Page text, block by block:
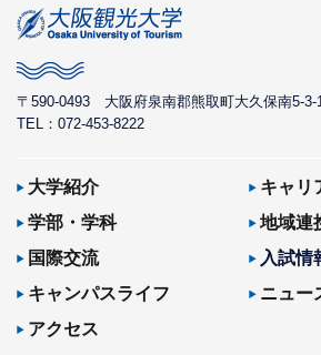
〒590-0493 大阪府泉南郡熊取町大久保南5-3-
TEL：072-453-8222
大学紹介
キャリ
学部・学科
地域連
国際交流
入試情
キャンパスライフ
ニュー
アクセス